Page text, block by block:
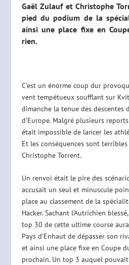
Gaël Zulauf et Christophe
pied du podium de la
ainsi une place fixe en
rien.
C’est un énorme coup dur
vent tempétueux soufflant sur
dimanche la tenue des descentes
d’Europe. Malgré plusieurs
était impossible de lancer les
Et les conséquences sont
Christophe Torrent.
Un renvoi était le pire des
accusait un seul et minuscule
place au classement de la
Hacker. Sachant l’Autrichien
top 30 de cette ultime course
Pays d’Enhaut de dépasser son
et ainsi une place fixe en Coupe
prochain. Un top 3 auquel